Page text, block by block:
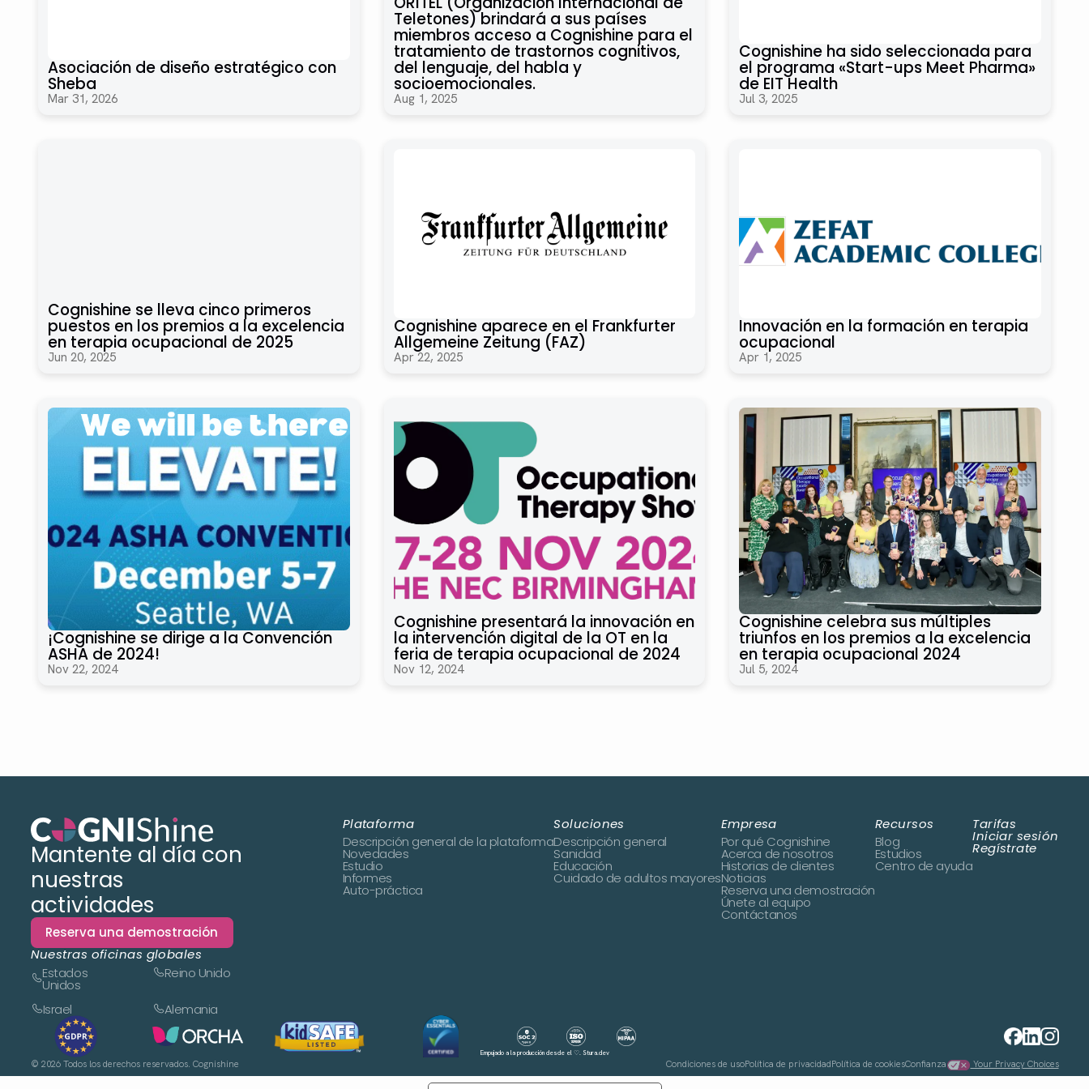
Asociación de diseño estratégico con
Sheba
Mar 31, 2026
Teletones) brindará a sus países
miembros acceso a Cognishine para el
tratamiento de trastornos cognitivos,
del lenguaje, del habla y
socioemocionales.
Aug 1, 2025
Cognishine ha sido seleccionada para
el programa «Start-ups Meet Pharma»
de EIT Health
Jul 3, 2025
Cognishine se lleva cinco primeros
puestos en los premios a la excelencia
en terapia ocupacional de 2025
Jun 20, 2025
Cognishine aparece en el Frankfurter
Allgemeine Zeitung (FAZ)
Apr 22, 2025
Innovación en la formación en terapia
ocupacional
Apr 1, 2025
¡Cognishine se dirige a la Convención
ASHA de 2024!
Nov 22, 2024
Cognishine presentará la innovación en
la intervención digital de la OT en la
feria de terapia ocupacional de 2024
Nov 12, 2024
Cognishine celebra sus múltiples
triunfos en los premios a la excelencia
en terapia ocupacional 2024
Jul 5, 2024
Mantente al día con
nuestras
actividades
Reserva una demostración
Nuestras oficinas globales
Estados
Unidos
Reino Unido
Israel Alemania
Plataforma
Descripción general de la plataforma
Novedades
Estudio
Informes
Auto-práctica
Soluciones
Descripción general
Sanidad
Educación
Cuidado de adultos mayores
Empresa
Por qué Cognishine
Acerca de nosotros
Historias de clientes
Noticias
Reserva una demostración
Únete al equipo
Contáctanos
Recursos
Blog
Estudios
Centro de ayuda
Tarifas
Iniciar sesión
Regístrate
© 2026Todos los derechos reservados. Cognishine Condiciones de usoPolítica de privacidadPolítica de cookiesConfianza Your Privacy Choices
Empujado a la producción desde el ♡. Stura.dev